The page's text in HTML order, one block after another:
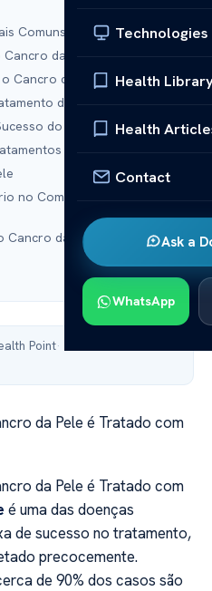
Technologies
Health
Health
Contact
Ask a
WhatsApp
Comuns
da Pele
Cancro da Pele
do Cancro da Pele
do Tratamento
no Combate ao Cancro da
da Pele
Point·
da Pele é Tratado com
da Pele é Tratado com
é uma das doenças
de sucesso no tratamento,
precocemente.
de 90% dos casos são